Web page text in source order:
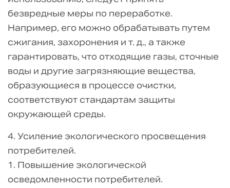
безвредные меры по переработке.
Например, его можно обрабатывать путем
сжигания, захоронения и т. д., а также
гарантировать, что отходящие газы, сточные
воды и другие загрязняющие вещества,
образующиеся в процессе очистки,
соответствуют стандартам защиты
окружающей среды.
4. Усиление экологического просвещения
потребителей.
1. Повышение экологической
осведомленности потребителей.